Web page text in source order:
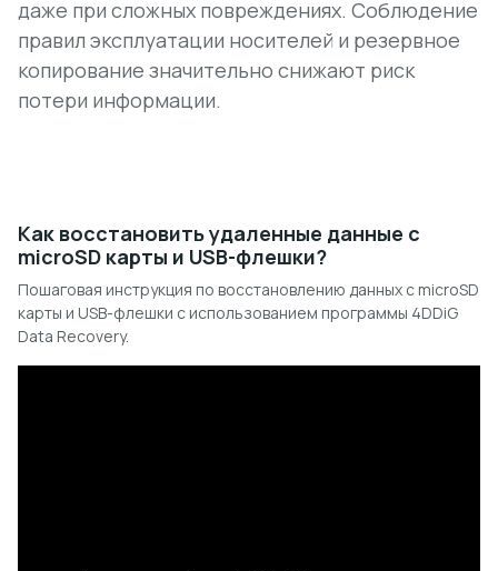
даже при сложных повреждениях. Соблюдение
правил эксплуатации носителей и резервное
копирование значительно снижают риск
потери информации.
Как восстановить удаленные данные с
microSD карты и USB-флешки?
Пошаговая инструкция по восстановлению данных с microSD
карты и USB-флешки с использованием программы 4DDiG
Data Recovery.